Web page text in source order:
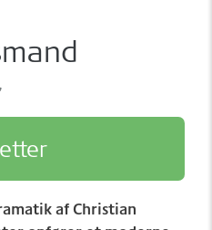
af Christian